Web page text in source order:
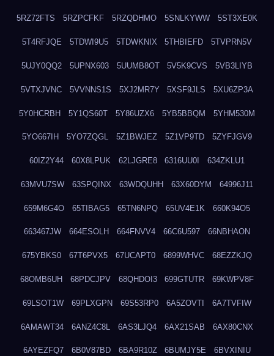
5RZ72FTS 5RZPCFKF 5RZQDHMO 5SNLKYWW 5ST3XE0K
5T4RFJQE 5TDWI9U5 5TDWKNIX 5THBIEFD 5TVPRN5V
5UJY0QQ2 5UPNX603 5UUMB8OT 5V5K9CVS 5VB3LIYB
5VTXJVNC 5VVNNS1S 5XJ2MR7Y 5XSF9JLS 5XU6ZP3A
5Y0HCRBH 5Y1QS60T 5Y86UZX6 5YB5BBQM 5YHM530M
5YO667IH 5YO7ZQGL 5Z1BWJEZ 5Z1VP9TD 5ZYFJGV9
60IZ2Y44 60X8LPUK 62LJGRE8 6316UU0I 634ZKLU1
63MVU7SW 63SPQINX 63WDQUHH 63X60DYM 64996J11
659M6G4O 65TIBAG5 65TN6NPQ 65UV4E1K 660K94O5
663467JW 664ESOLH 664FNVV4 66C6U597 66NBHAON
675YBKS0 67T6PVX5 67UCAPT0 6899WHVC 68EZZKJQ
68OMB6UH 68PDCJPV 68QHDOI3 699GTUTR 69KWPV8F
69LSOT1W 69PLXGPN 69S53RP0 6A5ZOVTI 6A7TVFIW
6AMAWT34 6ANZ4C8L 6AS3LJQ4 6AX21SAB 6AX80CNX
6AYEZFQ7 6B0V87BD 6BA9R10Z 6BUMJY5E 6BVXINIU